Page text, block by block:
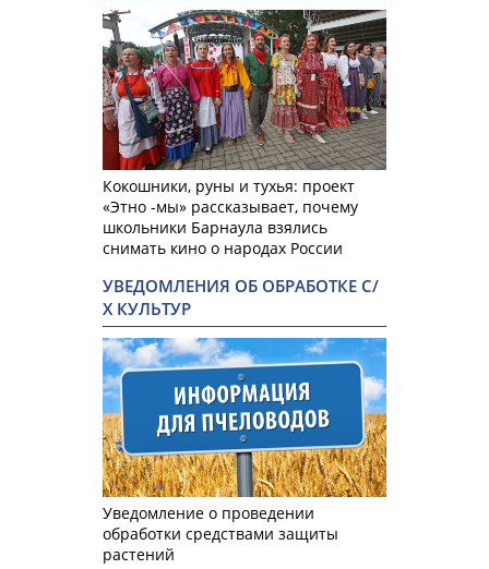
Кокошники, руны и тухья: проект
«Этно -мы» рассказывает, почему
школьники Барнаула взялись
снимать кино о народах России
УВЕДОМЛЕНИЯ ОБ ОБРАБОТКЕ С/
Х КУЛЬТУР
Уведомление о проведении
обработки средствами защиты
растений